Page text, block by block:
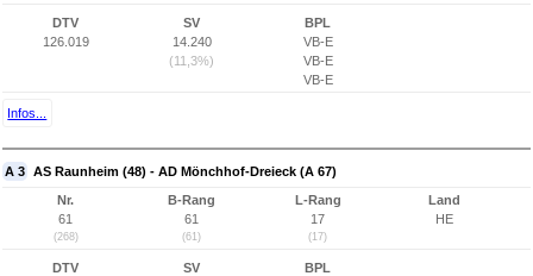
DTV
126.019
SV
14.240
(11,3%)
BPL
VB-E
VB-E
VB-E
Infos...
A 3 AS Raunheim (48) - AD Mönchhof-Dreieck (A 67)
Nr.
61
(268)
B-Rang
61
(61)
L-Rang
17
(17)
Land
HE
DTV
SV
BPL